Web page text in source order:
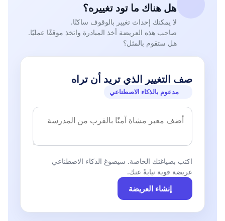
هل هناك ما تود تغييره؟
لا يمكنك إحداث تغيير بالوقوف ساكنًا.
صاحب هذه العريضة أخذ المبادرة واتخذ موقفًا عمليًا.
هل ستقوم بالمثل؟
صف التغيير الذي تريد أن تراه
مدعوم بالذكاء الاصطناعي
اكتب بصياغتك الخاصة. سيصوغ الذكاء الاصطناعي
عريضة قوية نيابةً عنك.
إنشاء العريضة